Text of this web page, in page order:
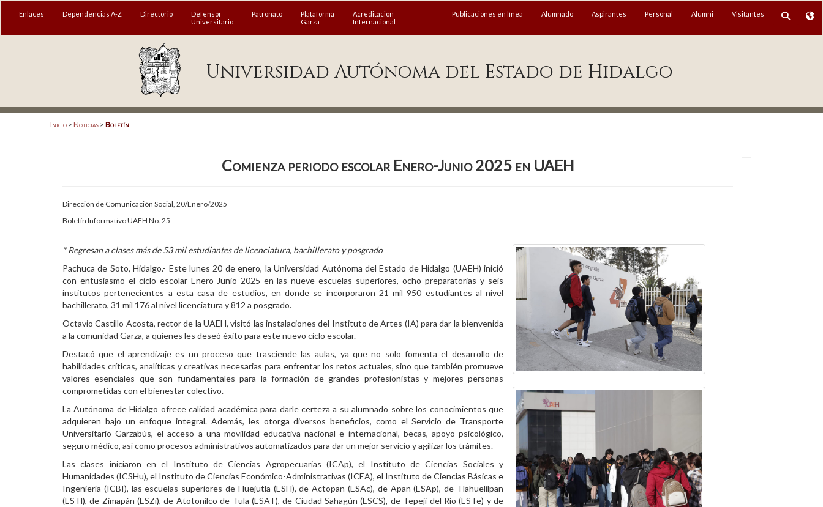
MENÚ
Acreditación Internacional
Enlaces Dependencias A-Z Directorio
Defensor
Universitario
Patronato
Plataforma
Garza
Acreditación
Internacional
Publicaciones en línea Alumnado Aspirantes Personal Alumni Visitantes
Universidad Autónoma del Estado de Hidalgo
Inicio > Noticias > Boletín
Comienza periodo escolar Enero-Junio 2025 en UAEH
Dirección de Comunicación Social, 20/Enero/2025
Boletín Informativo UAEH No. 25
* Regresan a clases más de 53 mil estudiantes de licenciatura, bachillerato y posgrado
Pachuca de Soto, Hidalgo.- Este lunes 20 de enero, la Universidad Autónoma del Estado de Hidalgo (UAEH) inició
con entusiasmo el ciclo escolar Enero-Junio 2025 en las nueve escuelas superiores, ocho preparatorias y seis
institutos pertenecientes a esta casa de estudios, en donde se incorporaron 21 mil 950 estudiantes al nivel
bachillerato, 31 mil 176 al nivel licenciatura y 812 a posgrado.
Octavio Castillo Acosta, rector de la UAEH, visitó las instalaciones del Instituto de Artes (IA) para dar la bienvenida
a la comunidad Garza, a quienes les deseó éxito para este nuevo ciclo escolar.
Destacó que el aprendizaje es un proceso que trasciende las aulas, ya que no solo fomenta el desarrollo de
habilidades críticas, analíticas y creativas necesarias para enfrentar los retos actuales, sino que también promueve
valores esenciales que son fundamentales para la formación de grandes profesionistas y mejores personas
comprometidas con el bienestar colectivo.
La Autónoma de Hidalgo ofrece calidad académica para darle certeza a su alumnado sobre los conocimientos que
adquieren bajo un enfoque integral. Además, les otorga diversos beneficios, como el Servicio de Transporte
Universitario Garzabús, el acceso a una movilidad educativa nacional e internacional, becas, apoyo psicológico,
seguro médico, así como procesos administrativos automatizados para dar un mejor servicio y agilizar los trámites.
Las clases iniciaron en el Instituto de Ciencias Agropecuarias (ICAp), el Instituto de Ciencias Sociales y
Humanidades (ICSHu), el Instituto de Ciencias Económico-Administrativas (ICEA), el Instituto de Ciencias Básicas e
Ingeniería (ICBI), las escuelas superiores de Huejutla (ESH), de Actopan (ESAc), de Apan (ESAp), de Tlahuelilpan
(ESTl), de Zimapán (ESZi), de Atotonilco de Tula (ESAT), de Ciudad Sahagún (ESCS), de Tepeji del Río (ESTe) y de